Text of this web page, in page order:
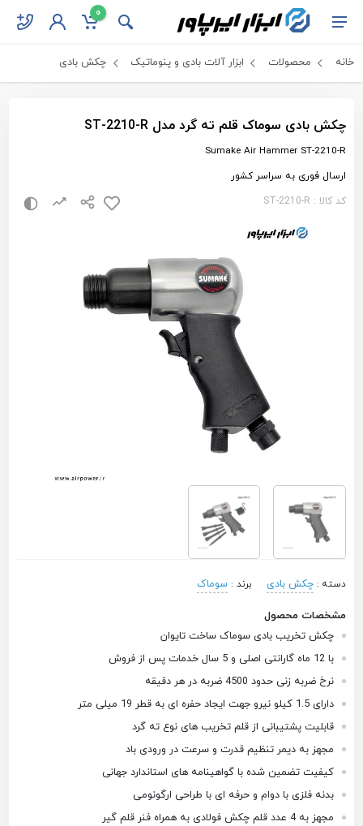
0
خانه محصولات ابزار آلات بادی و پنوماتیک چکش بادی
چکش بادی سوماک قلم ته گرد مدل ST-2210-R
Sumake Air Hammer ST-2210-R
ارسال فوری به سراسر کشور
کد کالا : ST-2210-R
دسته :چکش بادی برند :سوماک
مشخصات محصول
چکش تخریب بادی سوماک ساخت تایوان
با 12 ماه گارانتی اصلی و 5 سال خدمات پس از فروش
نرخ ضربه زنی حدود 4500 ضربه در هر دقیقه
دارای 1.5 کیلو نیرو جهت ایجاد حفره ای به قطر 19 میلی متر
قابلیت پشتیبانی از قلم تخریب های نوع ته گرد
مجهز به دیمر تنظیم قدرت و سرعت در ورودی باد
کیفیت تضمین شده با گواهینامه های استاندارد جهانی
بدنه فلزی با دوام و حرفه ای با طراحی ارگونومی
مجهز به 4 عدد قلم چکش فولادی به همراه فنر قلم گیر